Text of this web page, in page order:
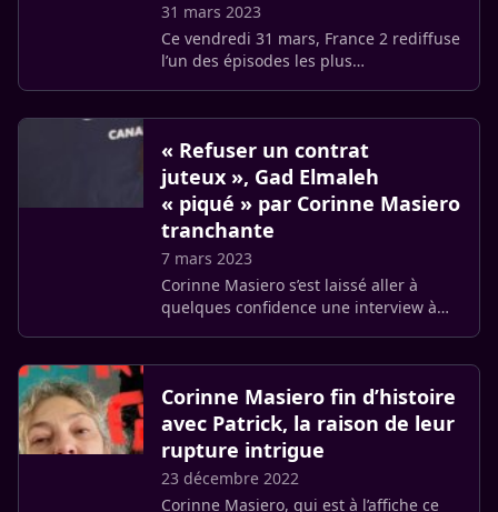
31 mars 2023
Ce vendredi 31 mars, France 2 rediffuse
l’un des épisodes les plus
« Refuser un contrat
juteux », Gad Elmaleh
« piqué » par Corinne Masiero
tranchante
7 mars 2023
Corinne Masiero s’est laissé aller à
quelques confidence une interview à
Corinne Masiero fin d’histoire
avec Patrick, la raison de leur
rupture intrigue
23 décembre 2022
Corinne Masiero, qui est à l’affiche ce